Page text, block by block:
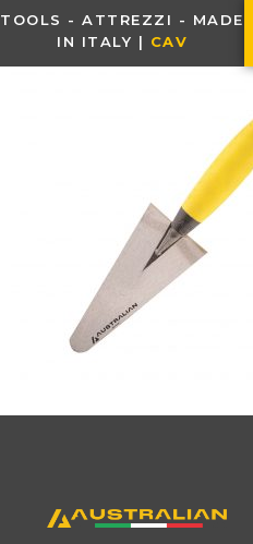
TOOLS - ATTREZZI - MADE
IN ITALY | CAV